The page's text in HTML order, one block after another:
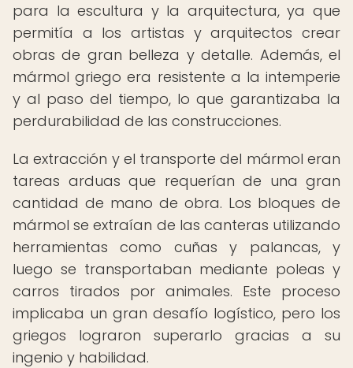
para la escultura y la arquitectura, ya que
permitía a los artistas y arquitectos crear
obras de gran belleza y detalle. Además, el
mármol griego era resistente a la intemperie
y al paso del tiempo, lo que garantizaba la
perdurabilidad de las construcciones.
La extracción y el transporte del mármol eran
tareas arduas que requerían de una gran
cantidad de mano de obra. Los bloques de
mármol se extraían de las canteras utilizando
herramientas como cuñas y palancas, y
luego se transportaban mediante poleas y
carros tirados por animales. Este proceso
implicaba un gran desafío logístico, pero los
griegos lograron superarlo gracias a su
ingenio y habilidad.